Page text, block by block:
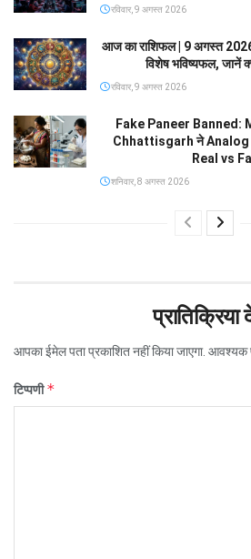
रविवार, 9 अगस्त 2026
आज का राशिफल | 9 अगस्त 2026
विशेष भविष्यफल, जानें
रविवार, 9 अगस्त 2026
Fake Paneer
Chhattisgarh ने Analog
Real vs
शनिवार, 8 अगस्त 2026
प्रातिक्रिया
आपका ईमेल पता प्रकाशित नहीं किया जाएगा. आवश्यक
टिप्पणी*